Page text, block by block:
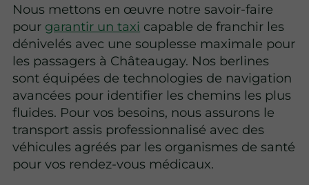
Nous mettons en œuvre notre savoir-faire
pour garantir un taxi capable de franchir les
dénivelés avec une souplesse maximale pour
les passagers à Châteaugay. Nos berlines
sont équipées de technologies de navigation
avancées pour identifier les chemins les plus
fluides. Pour vos besoins, nous assurons le
transport assis professionnalisé avec des
véhicules agréés par les organismes de santé
pour vos rendez-vous médicaux.